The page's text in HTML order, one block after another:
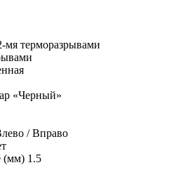
мя терморазрывами
«Черный»
/ Вправо
(мм) 1.5